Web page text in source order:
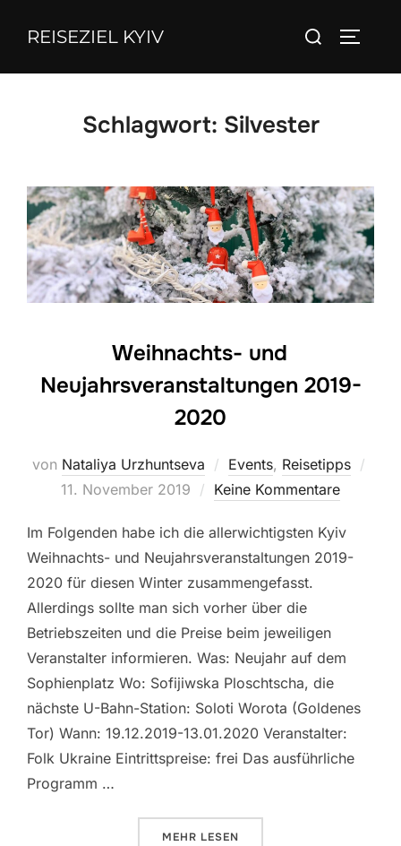
InhaltREISEZIEL KYIV
Suchen
Schlagwort: Silvester
Weihnachts- und
Neujahrsveranstaltungen 2019-
2020
von Nataliya Urzhuntseva Events, Reisetipps
11. November 2019 Keine Kommentare
Im Folgenden habe ich die allerwichtigsten Kyiv
Weihnachts- und Neujahrsveranstaltungen 2019-
2020 für diesen Winter zusammengefasst.
Allerdings sollte man sich vorher über die
Betriebszeiten und die Preise beim jeweiligen
Veranstalter informieren. Was: Neujahr auf dem
Sophienplatz Wo: Sofijiwska Ploschtscha, die
nächste U-Bahn-Station: Soloti Worota (Goldenes
Tor) Wann: 19.12.2019-13.01.2020 Veranstalter:
Folk Ukraine Eintrittspreise: frei Das ausführliche
Programm …
MEHR ÜBER „WEIHNACHTS- UND
LESEN